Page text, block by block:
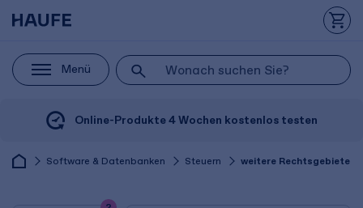
Menü
Online-Produkte 4 Wochen kostenlos testen
Software & Datenbanken Steuern weitere Rechtsgebiete